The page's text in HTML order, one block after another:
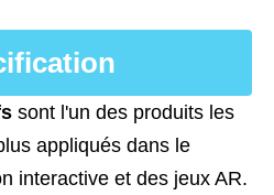
sont l'un des produits les
appliqués dans le
interactive et des jeux AR.